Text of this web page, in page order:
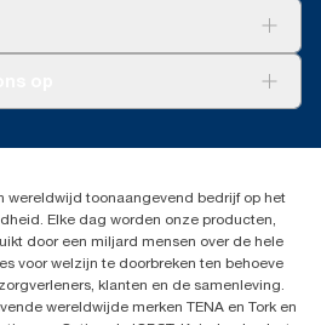
120
wereldwijd toonaangevend bedrijf op het
Elke dag worden onze producten,
door een miljard mensen over de hele
voor welzijn te doorbreken ten behoeve
klanten en de samenleving.
wereldwijde merken TENA en Tork en